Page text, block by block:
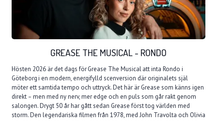
GREASE THE MUSICAL - RONDO
Hösten 2026 är det dags för Grease The Musical att inta Rondo i
Göteborg i en modern, energifylld scenversion där originalets själ
möter ett samtida tempo och uttryck. Det här är Grease som känns igen
direkt – men med ny nerv, mer edge och en puls som går rakt genom
salongen. Drygt 50 år har gått sedan Grease först tog världen med
storm. Den legendariska filmen från 1978, med John Travolta och Olivia